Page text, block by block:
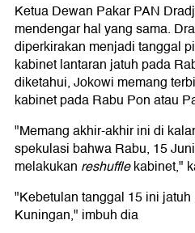
Ketua Dewan Pakar PAN
mendengar hal yang sama.
diperkirakan menjadi tanggal
kabinet lantaran jatuh pada
diketahui, Jokowi memang
kabinet pada Rabu Pon atau
"Memang akhir-akhir ini di
spekulasi bahwa Rabu, 15
melakukan reshufflekabinet,"
"Kebetulan tanggal 15 ini
Kuningan," imbuh dia